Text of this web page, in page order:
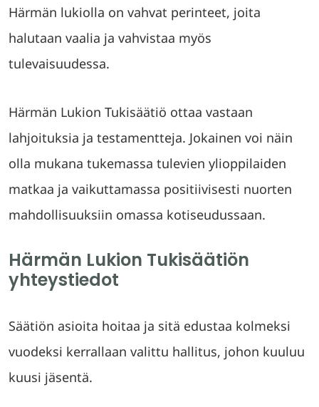
Härmän lukiolla on vahvat perinteet, joita
halutaan vaalia ja vahvistaa myös
tulevaisuudessa.
Härmän Lukion Tukisäätiö ottaa vastaan
lahjoituksia ja testamentteja. Jokainen voi näin
olla mukana tukemassa tulevien ylioppilaiden
matkaa ja vaikuttamassa positiivisesti nuorten
mahdollisuuksiin omassa kotiseudussaan.
Härmän Lukion Tukisäätiön
yhteystiedot
Säätiön asioita hoitaa ja sitä edustaa kolmeksi
vuodeksi kerrallaan valittu hallitus, johon kuuluu
kuusi jäsentä.